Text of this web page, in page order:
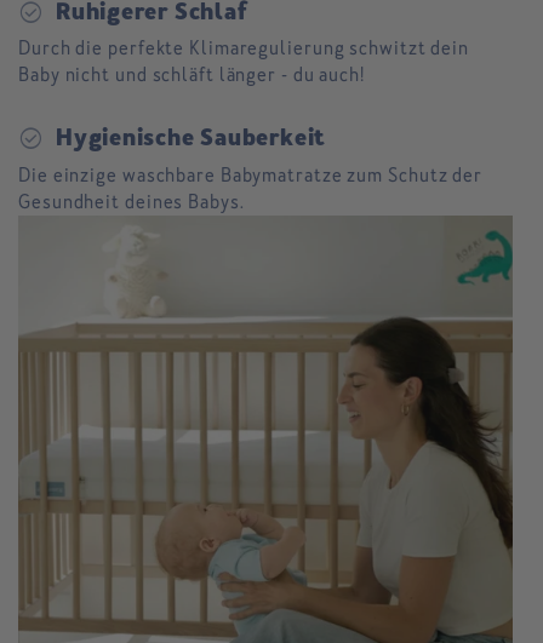
check_circle Ruhigerer Schlaf
Durch die perfekte Klimaregulierung schwitzt dein
Baby nicht und schläft länger - du auch!
check_circle Hygienische Sauberkeit
Die einzige waschbare Babymatratze zum Schutz der
Gesundheit deines Babys.